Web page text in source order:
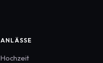
ANLÄSSE
Hochzeit